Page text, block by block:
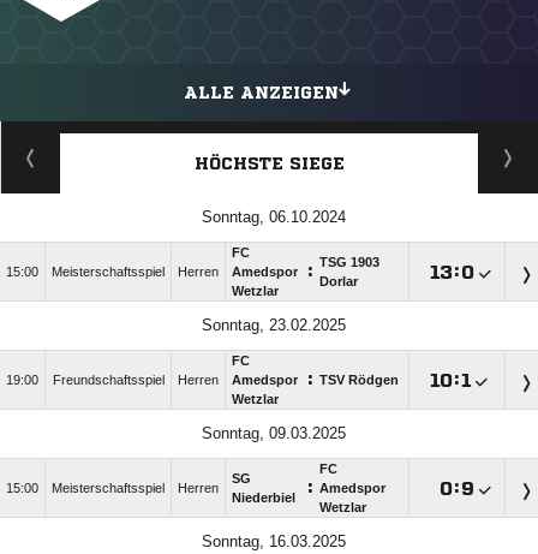
ALLE ANZEIGEN
HÖCHSTE SIEGE
Sonntag, 06.10.2024
15:00 Meisterschaftsspiel Herren
FC
Amedspor
Wetzlar
: TSG 1903
Dorlar
:
Sonntag, 23.02.2025
19:00 Freundschaftsspiel Herren
FC
Amedspor
Wetzlar
: TSV Rödgen :
Sonntag, 09.03.2025
15:00 Meisterschaftsspiel Herren
SG
Niederbiel
:
FC
Amedspor
Wetzlar
:
Sonntag, 16.03.2025